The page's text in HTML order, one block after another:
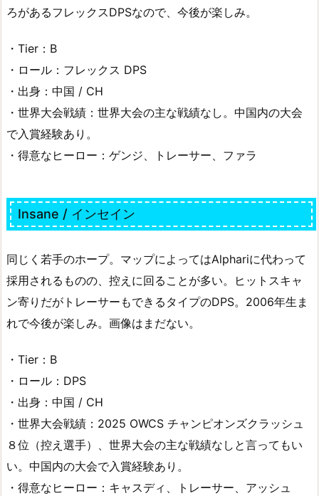
ろがあるフレックスDPSなので、今後が楽しみ。
・Tier：B
・ロール：フレックス DPS
・出身：中国 / CH
・世界大会戦績：世界大会の主な戦績なし。中国内の大会
で入賞経験あり。
・得意なヒーロー：ゲンジ、トレーサー、ファラ
Insane / インセイン
同じく若手のホープ。マップによってはAlphariに代わって
採用されるものの、控えに回ることが多い。ヒットスキャ
ン寄りだがトレーサーもできるタイプのDPS。2006年生ま
れで今後が楽しみ。画像はまだない。
・Tier：B
・ロール：DPS
・出身：中国 / CH
・世界大会戦績：2025 OWCS チャンピオンズクラッシュ
８位（控え選手）、世界大会の主な戦績なしと言ってもい
い。中国内の大会で入賞経験あり。
・得意なヒーロー：キャスディ、トレーサー、アッシュ